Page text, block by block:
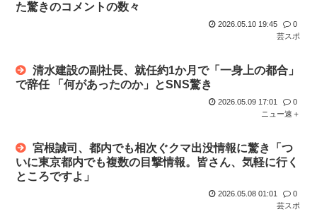
た驚きのコメントの数々
2026.05.10 19:45
0
芸スポ
清水建設の副社長、就任約1か月で「一身上の都合」
で辞任 「何があったのか」とSNS驚き
2026.05.09 17:01
0
ニュー速＋
宮根誠司、都内でも相次ぐクマ出没情報に驚き「つ
いに東京都内でも複数の目撃情報。皆さん、気軽に行く
ところですよ」
2026.05.08 01:01
0
芸スポ